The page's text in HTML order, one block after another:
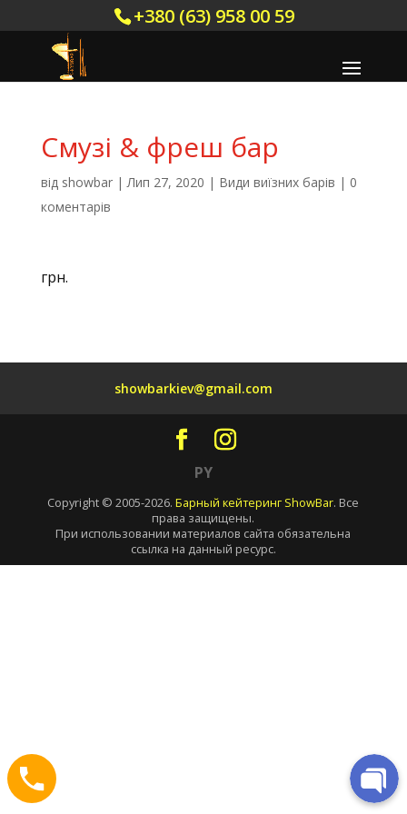
+380 (63) 958 00 59
Смузі & фреш бар
від showbar|Лип 27, 2020 | Види виїзних барів | 0
коментарів
грн.
showbarkiev@gmail.com
PY
Copyright © 2005-2026.Барный кейтеринг ShowBar. Все
права защищены.
При использовании материалов сайта обязательна
ссылка на данный ресурс.